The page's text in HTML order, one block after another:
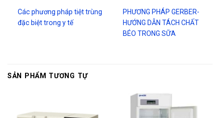
Các phương pháp tiệt trùng
đặc biệt trong y tế
PHƯƠNG PHÁP GERBER-
HƯỚNG DẪN TÁCH CHẤT
BÉO TRONG SỮA
SẢN PHẨM TƯƠNG TỰ